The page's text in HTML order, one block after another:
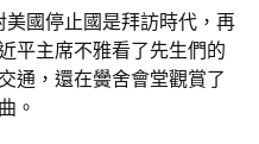
美國停止國是拜訪時代，再
平主席不雅看了先生們的
通，還在黌舍會堂觀賞了
。